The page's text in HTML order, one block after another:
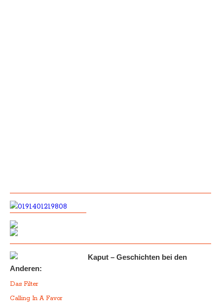
Kaput – Geschichten bei den
Anderen:
Das Filter
Calling In A Favor